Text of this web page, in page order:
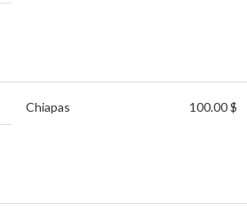
Chiapas 100.00 $